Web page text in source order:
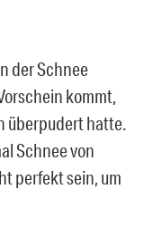
der Schnee
kommt,
überpudert hatte.
Schnee von
perfekt sein, um